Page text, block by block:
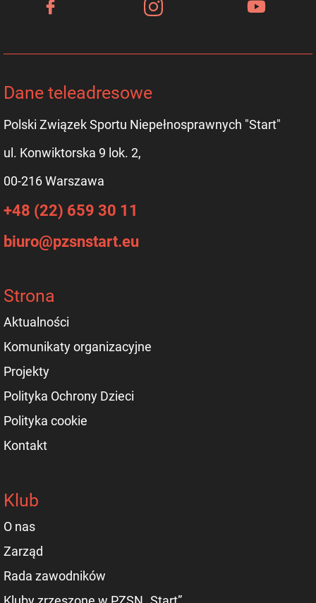
Dane teleadresowe
Polski Związek Sportu Niepełnosprawnych "Start"
ul. Konwiktorska 9 lok. 2,
00-216 Warszawa
+48 (22) 659 30 11
biuro@pzsnstart.eu
Strona
Aktualności
Komunikaty organizacyjne
Projekty
Polityka Ochrony Dzieci
Polityka cookie
Kontakt
Klub
O nas
Zarząd
Rada zawodników